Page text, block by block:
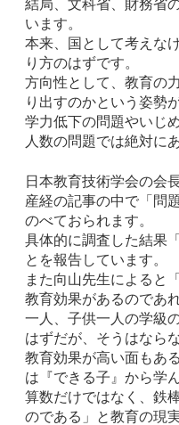
結局、文科省、財務省
います。
本来、国として考えな
り方のはずです。
方向性として、教育の
り出すのかという姿勢
学力低下の問題やいじ
人数の問題では絶対に
日本教育技術学会の会
産経の記事の中で「問
のべておられます。
具体的に調査した結果
とを報告しています。
また向山先生によると
教育効果があるのであ
一人、子供一人の学級
はずだが、そうはなら
教育効果が高い面もあ
は『できる子』から学
算数だけではなく、鉄
のである」と教育の現